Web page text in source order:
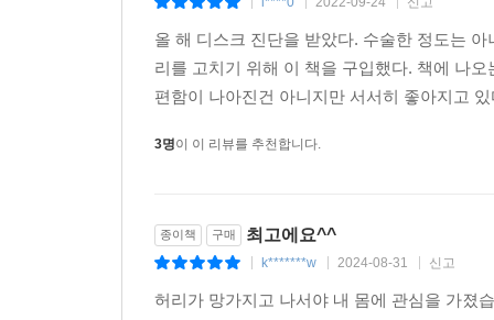
489 성 생활
490 사무환경, 의자와 책상 최적화하기
494 회의
495 나쁜 자세로 앉기
498 직업상 허리를 구부리거나 오래 서 있어야 할
504 마라1. 허리 구부리는 스트레칭 절대로 하지 마
514 마라2. 허리 주변 근육 강화운동 절대로 하지
533 마라3. 허리 운동 진도 앞서 나가지 마라!
올 해 디스크 진단을 받았다. 수술한 정도는
리를 고치기 위해 이 책을 구입했다. 책에 나
편함이 나아진건 아니지만 서서히 좋아지고
3명이 이 리뷰를 추천합니다.
종이책 구매 최고에요^^
k*******w 2024-08-31 신고
허리가 망가지고 나서야 내 몸에 관심을 가졌